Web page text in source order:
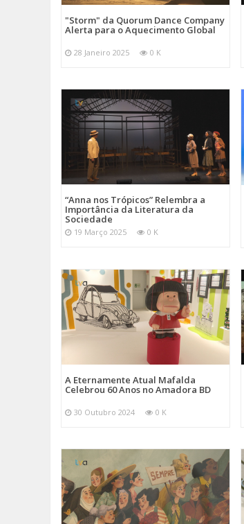
"Storm" da Quorum Dance Company
Alerta para o Aquecimento Global
28 Janeiro 2025 0 K
“Anna nos Trópicos” Relembra a
Importância da Literatura da
Sociedade
19 Março 2025 0 K
A Eternamente Atual Mafalda
Celebrou 60 Anos no Amadora BD
30 Outubro 2024 0 K